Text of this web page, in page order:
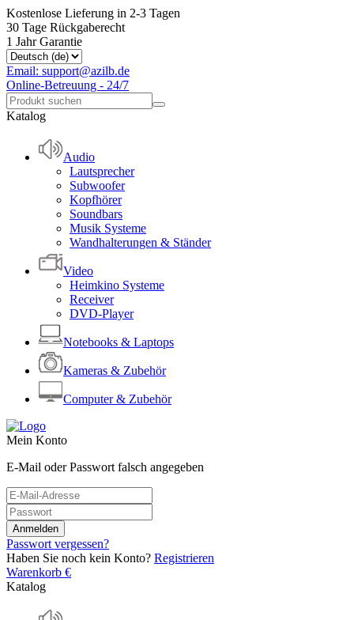
Kostenlose Lieferung in 2-3 Tagen
30 Tage Rückgaberecht
1 Jahr Garantie
Email: support@azilb.de
Online-Betreuung - 24/7
Katalog
Audio
Lautsprecher
Subwoofer
Kopfhörer
Soundbars
Musik Systeme
Wandhalterungen & Ständer
Video
Heimkino Systeme
Receiver
DVD-Player
Notebooks & Laptops
Kameras & Zubehör
Computer & Zubehör
Mein Konto
E-Mail oder Passwort falsch angegeben
Passwort vergessen?
Haben Sie noch kein Konto? Registrieren
Warenkorb €
Katalog